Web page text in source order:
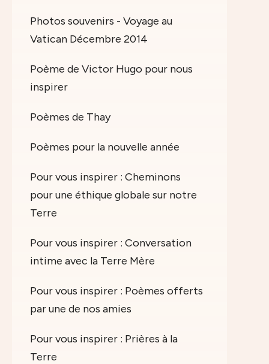
Photos souvenirs - Voyage au
Vatican Décembre 2014
Poème de Victor Hugo pour nous
inspirer
Poèmes de Thay
Poèmes pour la nouvelle année
Pour vous inspirer : Cheminons
pour une éthique globale sur notre
Terre
Pour vous inspirer : Conversation
intime avec la Terre Mère
Pour vous inspirer : Poèmes offerts
par une de nos amies
Pour vous inspirer : Prières à la
Terre